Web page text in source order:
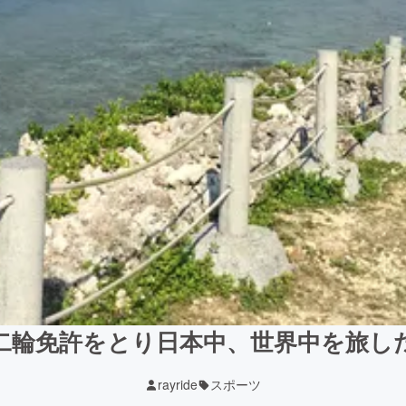
輪免許をとり日本中、世界中を旅し
rayride スポーツ